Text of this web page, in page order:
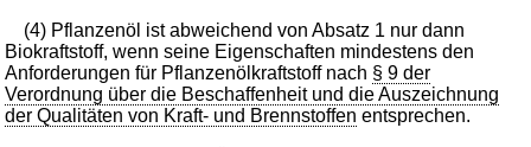
(4) Pflanzenöl ist abweichend von Absatz 1 nur dann
Biokraftstoff, wenn seine Eigenschaften mindestens den
Anforderungen für Pflanzenölkraftstoff nach § 9 der
Verordnung über die Beschaffenheit und die Auszeichnung
der Qualitäten von Kraft- und Brennstoffen entsprechen.